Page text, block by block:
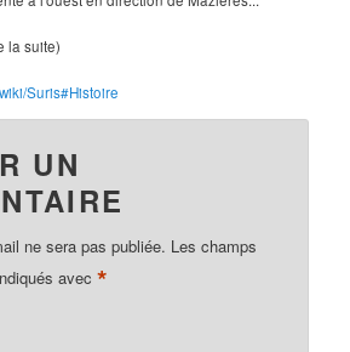
la suite)
Suris#Histoire
UN
ne sera pas publiée. Les champs
avec*